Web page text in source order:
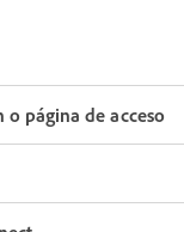
o página de acceso